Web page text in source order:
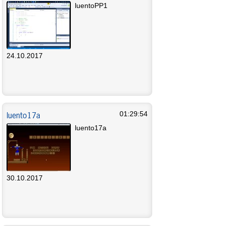
luentoPP1
24.10.2017
luento17a
01:29:54
luento17a
30.10.2017